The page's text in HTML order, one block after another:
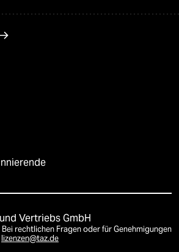
Vertriebs GmbH
rechtlichen Fragen oder für Genehmigungen
lizenzen@taz.de